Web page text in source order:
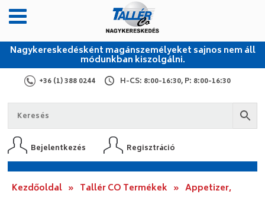
Nagykereskedésként magánszemélyeket sajnos nem áll
módunkban kiszolgálni.
+36 (1) 388 0244 H-CS: 8:00-16:30, P: 8:00-16:30
Bejelentkezés Regisztráció
Kezdőoldal » Tallér CO Termékek » Appetizer,